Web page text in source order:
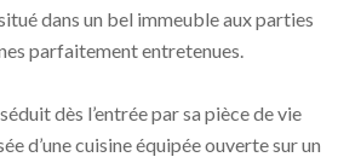
dans un bel immeuble aux parties
parfaitement entretenues.
dès l’entrée par sa pièce de vie
d’une cuisine équipée ouverte sur un